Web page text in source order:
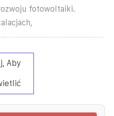
fotowoltaiki.
Aby